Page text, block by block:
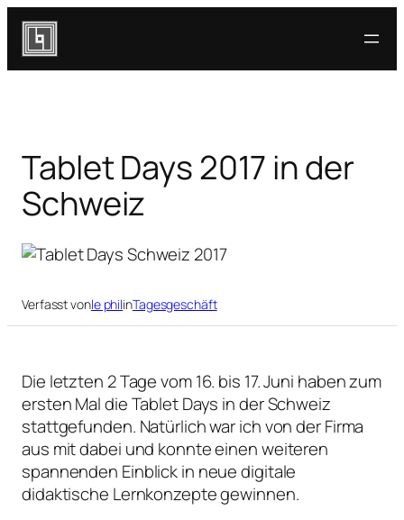
Zum
Inhalt
springen
Tablet Days 2017 in der
Schweiz
Verfasst vonle philinTagesgeschäft
Die letzten 2 Tage vom 16. bis 17. Juni haben zum
ersten Mal die Tablet Days in der Schweiz
stattgefunden. Natürlich war ich von der Firma
aus mit dabei und konnte einen weiteren
spannenden Einblick in neue digitale
didaktische Lernkonzepte gewinnen.